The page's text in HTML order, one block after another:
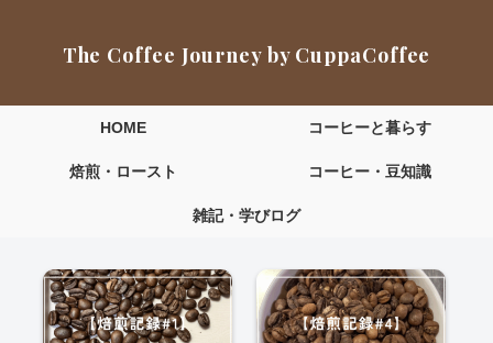
The Coffee Journey by CuppaCoffee
HOME コーヒーと暮らす
焙煎・ロースト コーヒー・豆知識
雑記・学びログ